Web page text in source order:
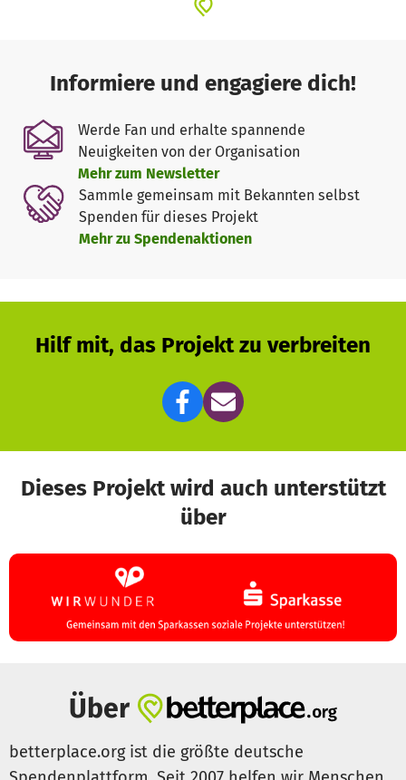
Informiere und engagiere dich!
Werde Fan und erhalte spannende
Neuigkeiten von der Organisation
Mehr zum Newsletter
Sammle gemeinsam mit Bekannten selbst
Spenden für dieses Projekt
Mehr zu Spendenaktionen
Hilf mit, das Projekt zu verbreiten
Dieses Projekt wird auch unterstützt
über
Über
betterplace.org ist die größte deutsche